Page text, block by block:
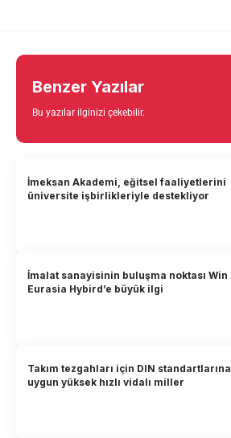
Benzer Yazılar
Bu yazılar ilginizi çekebilir.
İmeksan Akademi, eğitsel faaliyetlerini
üniversite işbirlikleriyle destekliyor
İmalat sanayisinin buluşma noktası Win
Eurasia Hybird’e büyük ilgi
Takım tezgahları için DIN standartlarına
uygun yüksek hızlı vidalı miller